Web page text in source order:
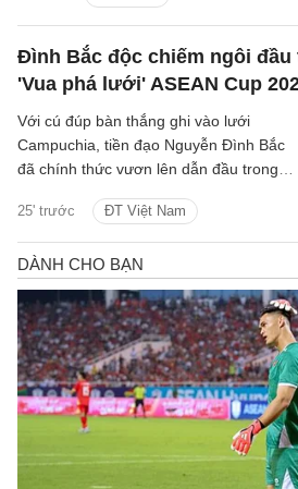
Đình Bắc độc chiếm ngôi
'Vua phá lưới' ASEAN Cup
25' trước ĐT Việt Nam
Với cú đúp bàn thắng ghi vào lưới
Campuchia, tiền đạo Nguyễn Đình Bắc
đã chính thức vươn lên dẫn đầu trong